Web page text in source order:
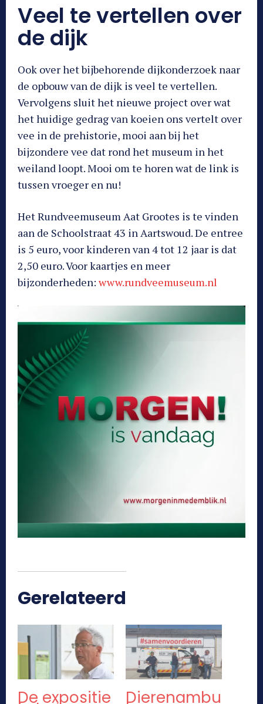
Veel te vertellen over
de dijk
Ook over het bijbehorende dijkonderzoek naar
de opbouw van de dijk is veel te vertellen.
Vervolgens sluit het nieuwe project over wat
het huidige gedrag van koeien ons vertelt over
vee in de prehistorie, mooi aan bij het
bijzondere vee dat rond het museum in het
weiland loopt. Mooi om te horen wat de link is
tussen vroeger en nu!
Het Rundveemuseum Aat Grootes is te vinden
aan de Schoolstraat 43 in Aartswoud. De entree
is 5 euro, voor kinderen van 4 tot 12 jaar is dat
2,50 euro. Voor kaartjes en meer
bijzonderheden: www.rundveemuseum.nl
Gerelateerd
De expositie Dierenambu